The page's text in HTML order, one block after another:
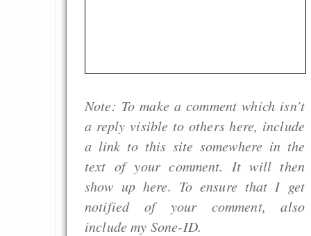
Note: To make a comment which isn’t
a reply visible to others here, include
a link to this site somewhere in the
text of your comment. It will then
show up here. To ensure that I get
notified of your comment, also
include my Sone-ID.